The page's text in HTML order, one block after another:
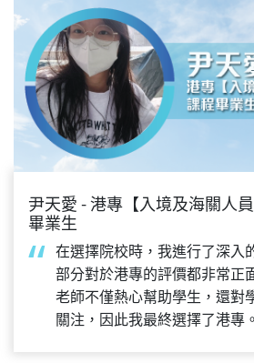
尹天愛 - 港專【入境及海關人
畢業生
在選擇院校時，我進行了深入
部分對於港專的評價都非常正
老師不僅熱心幫助學生，還對
關注，因此我最終選擇了港專。